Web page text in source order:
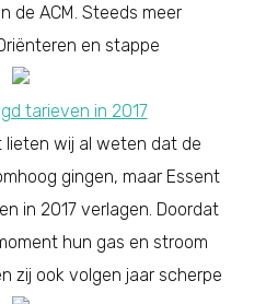
de ACM. Steeds meer
en stappe
tarieven in 2017
lieten wij al weten dat de
gingen, maar Essent
in 2017 verlagen. Doordat
hun gas en stroom
zij ook volgen jaar scherpe